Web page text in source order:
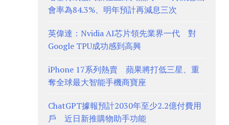
會率為84.3%、明年預計再減息三次
英偉達：Nvidia AI芯片領先業界一代 對
Google TPU成功感到高興
iPhone 17系列熱賣 蘋果將打低三星、重
奪全球最大智能手機商寶座
ChatGPT據報預計2030年至少2.2億付費用
戶 近日新推購物助手功能